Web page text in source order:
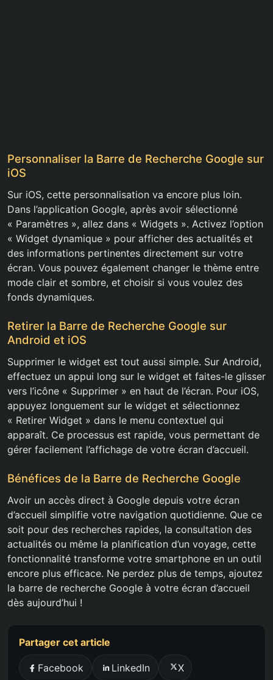
Personnaliser la Barre de Recherche Google sur
iOS
Sur iOS, cette personnalisation va encore plus loin.
Dans l’application Google, après avoir sélectionné
« Paramètres », allez dans « Widgets ». Activez l’option
« Widget dynamique » pour afficher des actualités et
des informations pertinentes directement sur votre
écran. Vous pouvez également changer le thème entre
mode clair et sombre, et choisir si vous voulez des
fonds dynamiques.
Retirer la Barre de Recherche Google sur
Android et iOS
Supprimer le widget est tout aussi simple. Sur Android,
effectuez un appui long sur le widget et faites-le glisser
vers l’icône « Supprimer » en haut de l’écran. Pour iOS,
appuyez longuement sur le widget et sélectionnez
« Retirer Widget » dans le menu contextuel qui
apparaît. Ce processus est rapide, vous permettant de
gérer facilement l’affichage de votre écran d’accueil.
Bénéfices de la Barre de Recherche Google
Avoir un accès direct à Google depuis votre écran
d’accueil simplifie votre navigation quotidienne. Que ce
soit pour des recherches rapides, la consultation des
actualités ou même la planification d’un voyage, cette
fonctionnalité transforme votre smartphone en un outil
encore plus efficace. Ne perdez plus de temps, ajoutez
la barre de recherche Google à votre écran d’accueil
dès aujourd’hui !
Partager cet article
Facebook LinkedIn X